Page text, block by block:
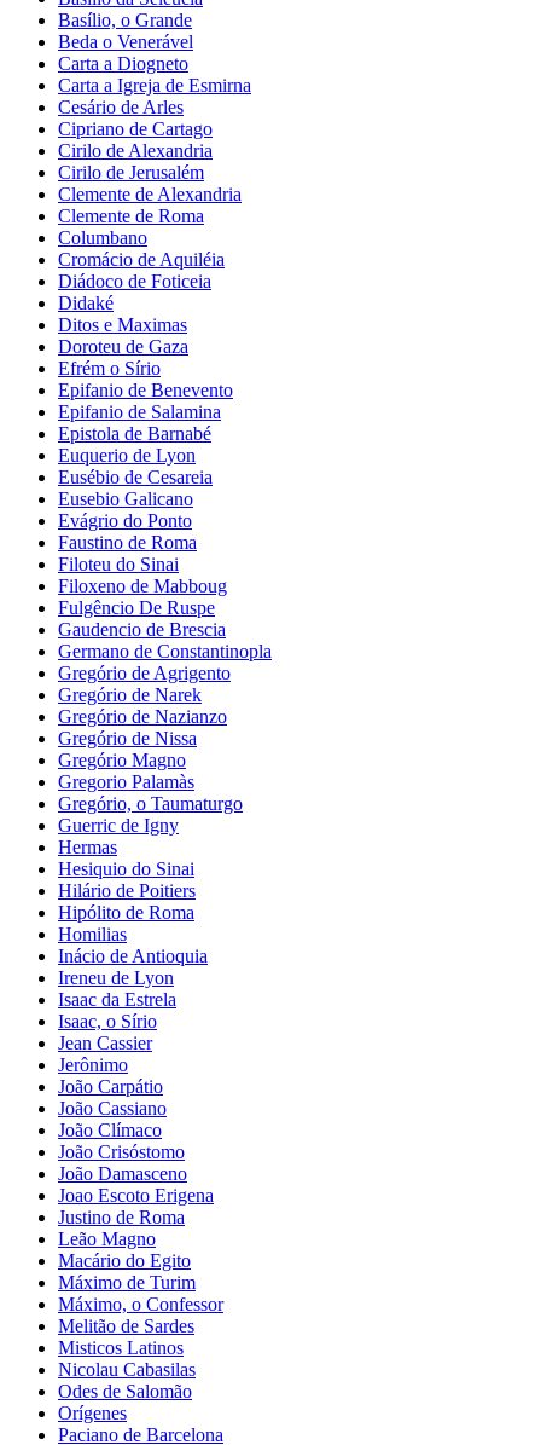
Basílio, o Grande
Beda o Venerável
Carta a Diogneto
Carta a Igreja de Esmirna
Cesário de Arles
Cipriano de Cartago
Cirilo de Alexandria
Cirilo de Jerusalém
Clemente de Alexandria
Clemente de Roma
Columbano
Cromácio de Aquiléia
Diádoco de Foticeia
Didaké
Ditos e Maximas
Doroteu de Gaza
Efrém o Sírio
Epifanio de Benevento
Epifanio de Salamina
Epistola de Barnabé
Euquerio de Lyon
Eusébio de Cesareia
Eusebio Galicano
Evágrio do Ponto
Faustino de Roma
Filoteu do Sinai
Filoxeno de Mabboug
Fulgêncio De Ruspe
Gaudencio de Brescia
Germano de Constantinopla
Gregório de Agrigento
Gregório de Narek
Gregório de Nazianzo
Gregório de Nissa
Gregório Magno
Gregorio Palamàs
Gregório, o Taumaturgo
Guerric de Igny
Hermas
Hesiquio do Sinai
Hilário de Poitiers
Hipólito de Roma
Homilias
Inácio de Antioquia
Ireneu de Lyon
Isaac da Estrela
Isaac, o Sírio
Jean Cassier
Jerônimo
João Carpátio
João Cassiano
João Clímaco
João Crisóstomo
João Damasceno
Joao Escoto Erigena
Justino de Roma
Leão Magno
Macário do Egito
Máximo de Turim
Máximo, o Confessor
Melitão de Sardes
Misticos Latinos
Nicolau Cabasilas
Odes de Salomão
Orígenes
Paciano de Barcelona